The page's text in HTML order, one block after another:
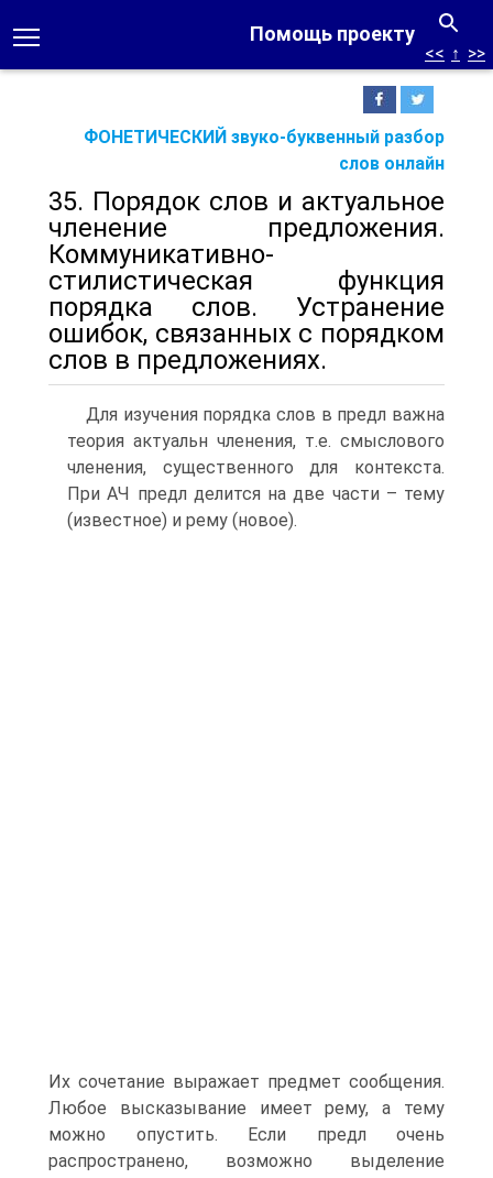
Помощь проекту
ФОНЕТИЧЕСКИЙ звуко-буквенный разбор
слов онлайн
<< ↑ >>
35. Порядок слов и актуальное
членение предложения.
Коммуникативно-
стилистическая функция
порядка слов. Устранение
ошибок, связанных с порядком
слов в предложениях.
Для изучения порядка слов в предл важна
теория актуальн членения, т.е. смыслового
членения, существенного для контекста.
При АЧ предл делится на две части – тему
(известное) и рему (новое).
Их сочетание выражает предмет сообщения.
Любое высказывание имеет рему, а тему
можно опустить. Если предл очень
распространено, возможно выделение